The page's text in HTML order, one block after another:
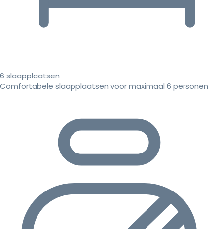
6 slaapplaatsen
Comfortabele slaapplaatsen voor maximaal 6 personen